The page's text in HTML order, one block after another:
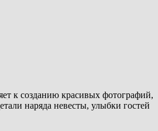
к созданию красивых фотографий,
наряда невесты, улыбки гостей